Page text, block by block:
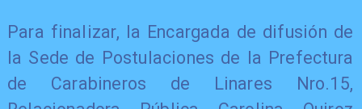
​Para finalizar, la Encargada de difusión de
la Sede de Postulaciones de la Prefectura
de Carabineros de Linares Nro.15,